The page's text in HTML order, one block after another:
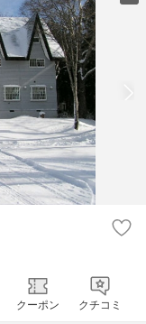
クーポン クチコミ